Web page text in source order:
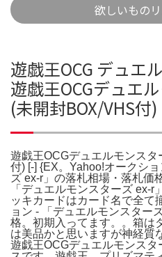
欲しいもの
遊戯王OCG デュエ
遊戯王OCGデュエ
(未開封BOX/VHS付
遊戯王OCGデュエルモンス
付) [-] {EX。Yahoo!オークシ
ズ ex-r」の落札相場・落札価
「デュエルモンスターズ ex-
ッキカードはカード名で全て
ョン - 「デュエルモンスター
格。初期入ってます。。箱は
は美品かと思いますが神経質
遊戯王OCGデュエルモンス